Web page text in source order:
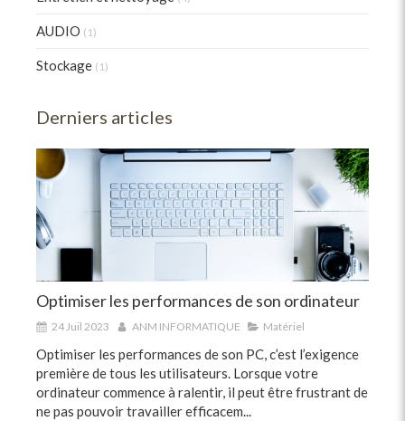
AUDIO (1)
Stockage (1)
Derniers articles
Optimiser les performances de son ordinateur
24 Juil 2023 ANM INFORMATIQUE Matériel
Optimiser les performances de son PC, c’est l’exigence
première de tous les utilisateurs. Lorsque votre
ordinateur commence à ralentir, il peut être frustrant de
ne pas pouvoir travailler efficacem...